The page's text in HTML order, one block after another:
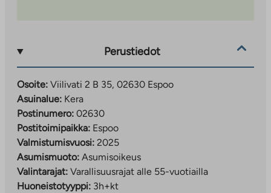
Liikenneyhteydet:
Keran asemalta junamatka Leppävaaraan n. 4
minuuttia ja Helsingin keskustaan n. 20 minuuttia
Autoilijoille sujuvat yhteydet Turun moottoritielle
ja Kehä II:lle
Kevyen liikenteen väylät mahdollistavat
turvallisen liikkumisen kävellen ja pyöräillen
Hakeminen ja lisätiedot:
Perustiedot
Osoite: Viilivati 2 B 35, 02630 Espoo
Asuinalue: Kera
Postinumero: 02630
Postitoimipaikka: Espoo
Valmistumisvuosi: 2025
Asumismuoto: Asumisoikeus
Valintarajat: Varallisuusrajat alle 55-vuotiailla
Huoneistotyyppi: 3h+kt